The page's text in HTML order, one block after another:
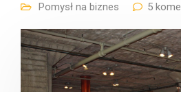
Pomysł na biznes
5